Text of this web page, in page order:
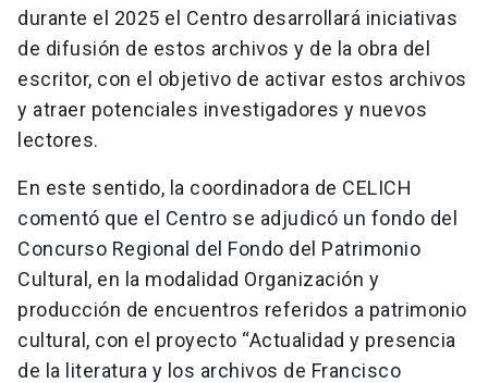
durante el 2025 el Centro desarrollará iniciativas
de difusión de estos archivos y de la obra del
escritor, con el objetivo de activar estos archivos
y atraer potenciales investigadores y nuevos
lectores.
En este sentido, la coordinadora de CELICH
comentó que el Centro se adjudicó un fondo del
Concurso Regional del Fondo del Patrimonio
Cultural, en la modalidad Organización y
producción de encuentros referidos a patrimonio
cultural, con el proyecto “Actualidad y presencia
de la literatura y los archivos de Francisco